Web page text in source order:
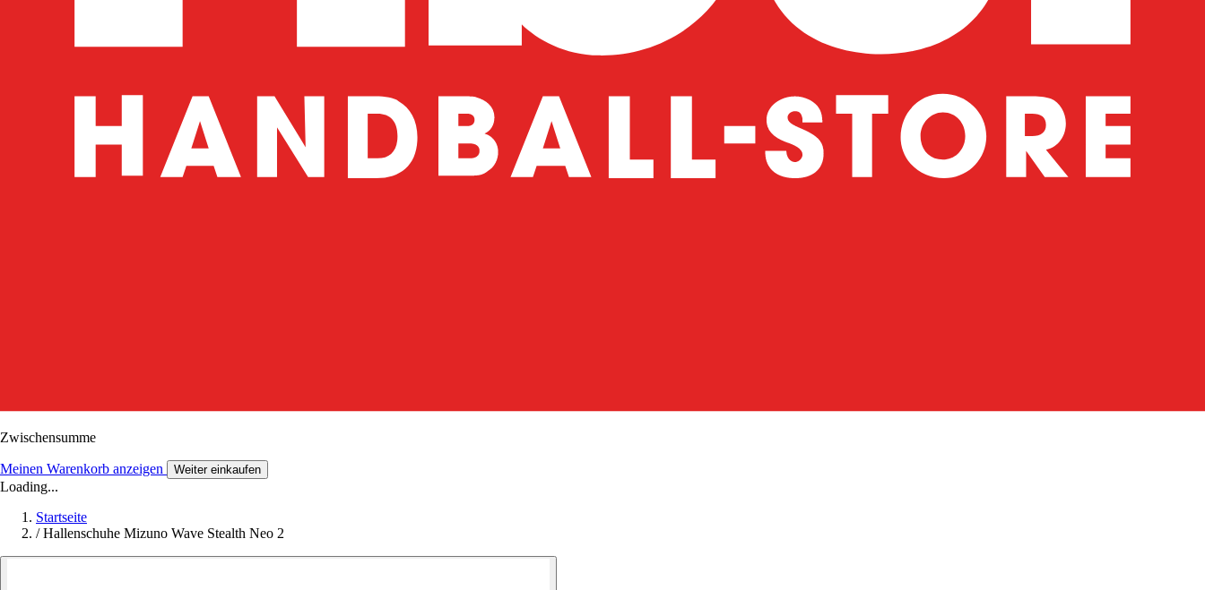
Zwischensumme
Meinen Warenkorb anzeigen Weiter einkaufen
Loading...
Startseite
/ Hallenschuhe Mizuno Wave Stealth Neo 2